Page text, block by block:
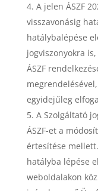
A jelen ÁSZF
visszavonásig
hatálybalépése
jogviszonyokra
ÁSZF
egyidejűleg
A Szolgáltató
ÁSZF-et a
értesítése
hatályba lépése
weboldalakon